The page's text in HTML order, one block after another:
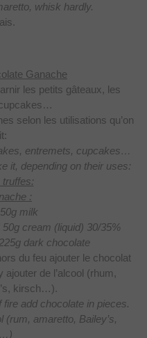
whisk hardly.
Ganache
les petits gâteaux, les
selon les utilisations qu’on
entremets, cupcakes…
it, depending on their uses:
truffes:
:
50g milk
50g cream (liquid) 30/35%
225g dark chocolate
du feu ajouter le chocolat
de l’alcool (rhum,
kirsch…).
add chocolate in pieces.
(rum, amaretto, Bailey’s,